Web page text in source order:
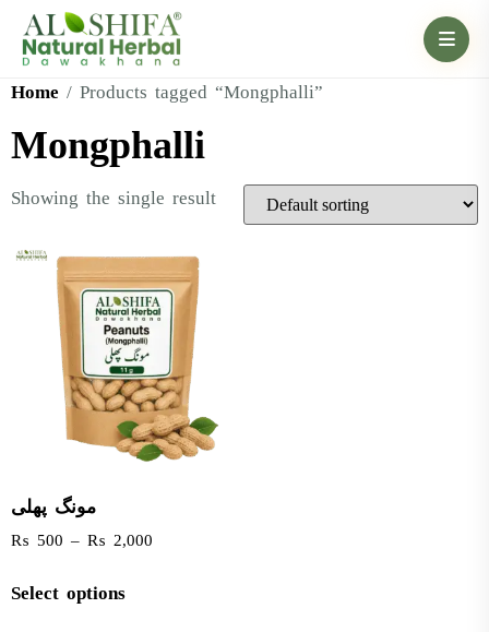
Home / Products tagged “Mongphalli”
Mongphalli
Showing the single result
مونگ پھلی
₨ 500 – ₨ 2,000
Select options